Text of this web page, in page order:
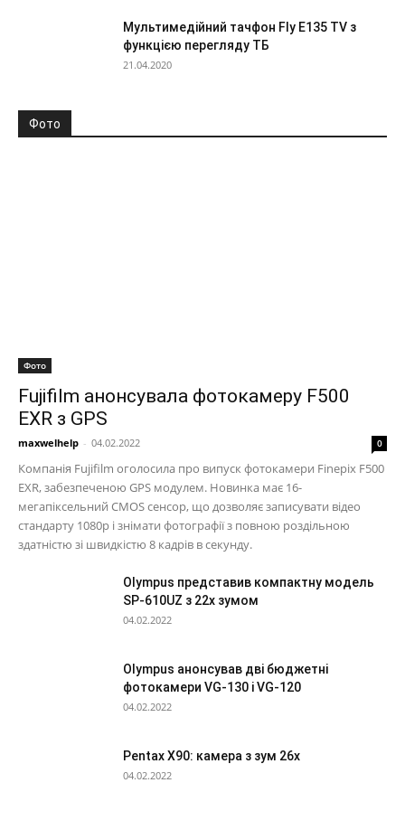
Мультимедійний тачфон Fly E135 TV з
функцією перегляду ТБ
21.04.2020
Фото
Фото
Fujifilm анонсувала фотокамеру F500
EXR з GPS
maxwelhelp - 04.02.2022 0
Компанія Fujifilm оголосила про випуск фотокамери Finepix F500
EXR, забезпеченою GPS модулем. Новинка має 16-
мегапіксельний CMOS сенсор, що дозволяє записувати відео
стандарту 1080p і знімати фотографії з повною роздільною
здатністю зі швидкістю 8 кадрів в секунду.
Olympus представив компактну модель
SP-610UZ з 22х зумом
04.02.2022
Olympus анонсував дві бюджетні
фотокамери VG-130 і VG-120
04.02.2022
Pentax X90: камера з зум 26х
04.02.2022